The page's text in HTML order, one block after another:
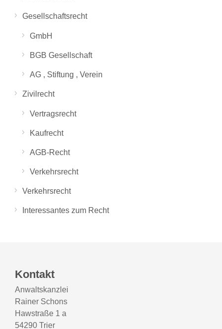
Gesellschaftsrecht
GmbH
BGB Gesellschaft
AG , Stiftung , Verein
Zivilrecht
Vertragsrecht
Kaufrecht
AGB-Recht
Verkehrsrecht
Verkehrsrecht
Interessantes zum Recht
Kontakt
Anwaltskanzlei
Rainer Schons
Hawstraße 1 a
54290 Trier